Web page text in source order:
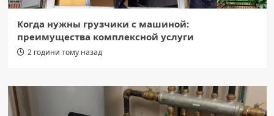
Когда нужны грузчики с машиной:
преимущества комплексной услуги
2 години тому назад